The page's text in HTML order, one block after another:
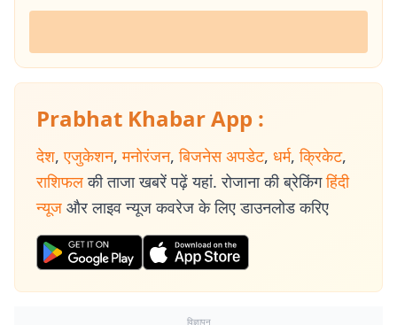
Prabhat Khabar App :
देश, एजुकेशन, मनोरंजन, बिजनेस अपडेट, धर्म, क्रिकेट,
राशिफल की ताजा खबरें पढ़ें यहां. रोजाना की ब्रेकिंग हिंदी
न्यूज और लाइव न्यूज कवरेज के लिए डाउनलोड करिए
विज्ञापन